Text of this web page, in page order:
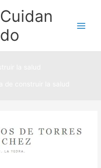
Cuidan
do